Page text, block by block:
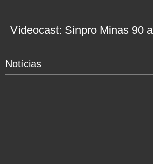
Vídeocast: Sinpro Minas 90
Notícias